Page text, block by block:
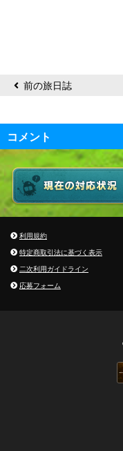
前の旅日誌
コメント
利用規約
特定商取引法に基づく表示
二次利用ガイドライン
応募フォーム